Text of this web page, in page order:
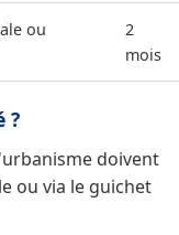
ou
2
mois
?
doivent
ou via le guichet